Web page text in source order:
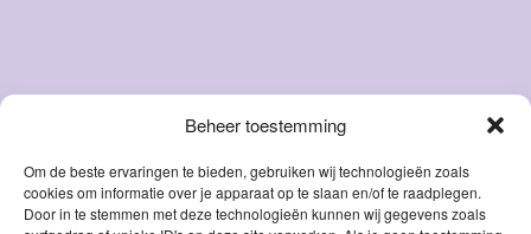
Beheer toestemming
Om de beste ervaringen te bieden, gebruiken wij technologieën zoals
cookies om informatie over je apparaat op te slaan en/of te raadplegen.
Door in te stemmen met deze technologieën kunnen wij gegevens zoals
Snacks
Droog
voer
Over ons
Blog
Contact